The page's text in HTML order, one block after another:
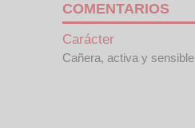
COMENTARIOS
Carácter
Cañera, activa y sensible